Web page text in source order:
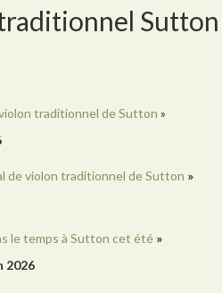
Sutton
traditionnel de Sutton »
de violon traditionnel de Sutton »
le temps à Sutton cet été »
2026